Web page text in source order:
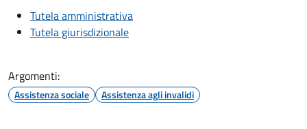
Tutela amministrativa
Tutela giurisdizionale
Argomenti:
Assistenza sociale Assistenza agli invalidi